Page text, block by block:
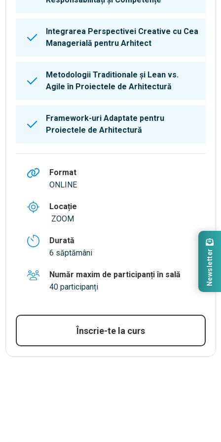
Integrarea Perspectivei Creative cu Cea
Managerială pentru Arhitect
Metodologii Traditionale și Lean vs.
Agile în Proiectele de Arhitectură
Framework-uri Adaptate pentru
Proiectele de Arhitectură
Format
ONLINE
Locație
ZOOM
Durată
6 săptămâni
Număr maxim de participanți în sală
40 participanți
Înscrie-te la curs
Newsletter